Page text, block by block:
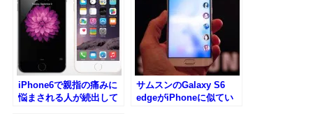
iPhone6で親指の痛みに
悩まされる人が続出して
サムスンのGalaxy S6
edgeがiPhoneに似てい